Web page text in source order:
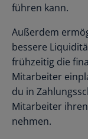
führen kann.
Außerdem
bessere
frühzeitig die
Mitarbeiter
du in
Mitarbeiter
nehmen.